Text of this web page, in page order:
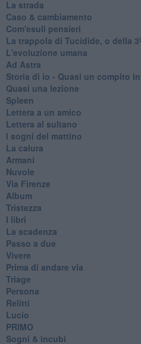
La strada
Caso & cambiamento
Com'esuli pensieri
La trappola di Tucidide, o della
L'evoluzione umana
Ad Astra
Storia di io - Quasi un compito
Quasi una lezione
Spleen
Lettera a un amico
Lettera al sultano
I sogni del mattino
La calura
Armani
Nuvole
Via Firenze
Album
Tristezza
I libri
La scadenza
Passo a due
Vivere
Prima di andare via
Triage
Persona
Relitti
Lucio
PRIMO
Sogni & incubi